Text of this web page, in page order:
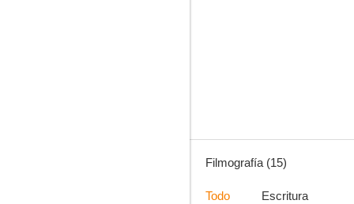
Filmografía (15)
Todo Escritura